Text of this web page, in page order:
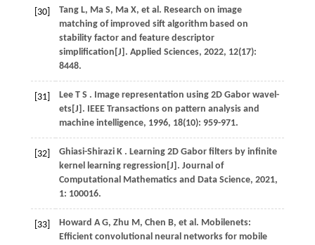
[30] Tang L, Ma S, Ma X, et al. Research on image
matching of improved sift algorithm based on
stability factor and feature descriptor
simplification[J]. Applied Sciences, 2022, 12(17):
8448.
[31] Lee T S . Image representation using 2D Gabor wavel-
ets[J]. IEEE Transactions on pattern analysis and
machine intelligence, 1996, 18(10): 959-971.
[32] Ghiasi-Shirazi K . Learning 2D Gabor filters by infinite
kernel learning regression[J]. Journal of
Computational Mathematics and Data Science, 2021,
1: 100016.
[33] Howard A G, Zhu M, Chen B, et al. Mobilenets:
Efficient convolutional neural networks for mobile